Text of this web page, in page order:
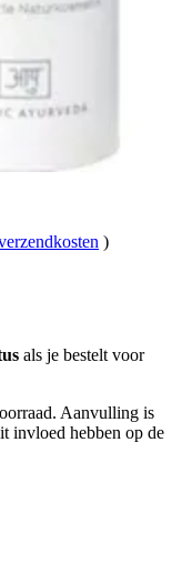
)
als je bestelt voor
Aanvulling is
invloed hebben op de